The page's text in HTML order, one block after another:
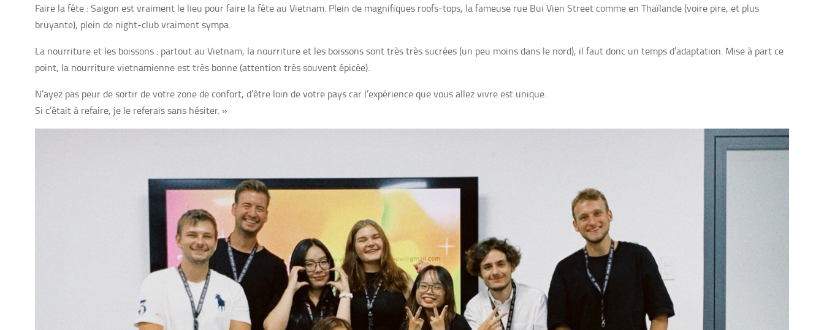
Faire la fête : Saigon est vraiment le lieu pour faire la fête au Vietnam. Plein de magnifiques roofs-tops, la fameuse rue Bui Vien Street comme en Thaïlande (voire pire, et plus
bruyante), plein de night-club vraiment sympa.
La nourriture et les boissons : partout au Vietnam, la nourriture et les boissons sont très très sucrées (un peu moins dans le nord), il faut donc un temps d’adaptation. Mise à part ce
point, la nourriture vietnamienne est très bonne (attention très souvent épicée).
N’ayez pas peur de sortir de votre zone de confort, d’être loin de votre pays car l’expérience que vous allez vivre est unique.
Si c’était à refaire, je le referais sans hésiter. »